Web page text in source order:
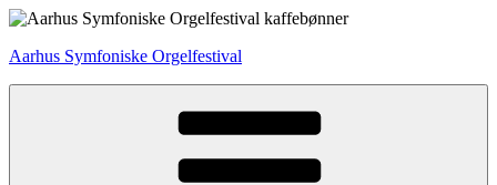
Videre
indhold
Aarhus Symfoniske Orgelfestival